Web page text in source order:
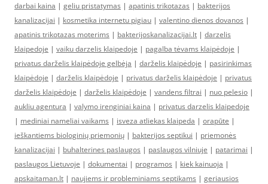
darbai kaina | geliu pristatymas | apatinis trikotazas | bakterijos
kanalizacijai | kosmetika internetu pigiau | valentino dienos dovanos |
apatinis trikotazas moterims | bakterijoskanalizacijai.lt | darzelis
klaipedoje | vaiku darzelis klaipedoje | pagalba tėvams klaipėdoje |
privatus darželis klaipėdoje gelbėja | darželis klaipėdoje | pasirinkimas
klaipėdoje | darželis klaipėdoje | privatus darželis klaipėdoje | privatus
darželis klaipėdoje | darželis klaipėdoje | vandens filtrai | nuo pelesio |
aukliu agentura | valymo irenginiai kaina | privatus darzelis klaipedoje
| mediniai nameliai vaikams | isveza atliekas klaipeda | orapūte |
ieškantiems biologinių priemonių | bakterijos septikui | priemonės
kanalizacijai | buhalterines paslaugos | paslaugos vilniuje | patarimai |
paslaugos Lietuvoje | dokumentai | programos | kiek kainuoja |
apskaitaman.lt | naujiems ir probleminiams septikams | geriausios